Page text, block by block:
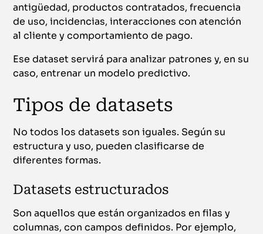
antigüedad, productos contratados, frecuencia
de uso, incidencias, interacciones con atención
al cliente y comportamiento de pago.
Ese dataset servirá para analizar patrones y, en su
caso, entrenar un modelo predictivo.
Tipos de datasets
No todos los datasets son iguales. Según su
estructura y uso, pueden clasificarse de
diferentes formas.
Datasets estructurados
Son aquellos que están organizados en filas y
columnas, con campos definidos. Por ejemplo,